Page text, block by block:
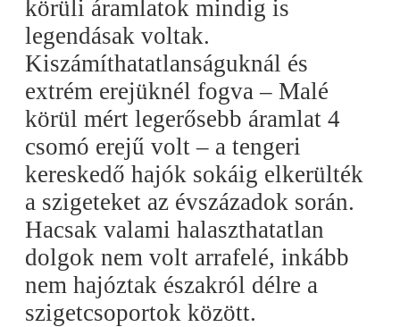
körüli áramlatok mindig is
legendásak voltak.
Kiszámíthatatlanságuknál és
extrém erejüknél fogva – Malé
körül mért legerősebb áramlat 4
csomó erejű volt – a tengeri
kereskedő hajók sokáig elkerülték
a szigeteket az évszázadok során.
Hacsak valami halaszthatatlan
dolgok nem volt arrafelé, inkább
nem hajóztak északról délre a
szigetcsoportok között.